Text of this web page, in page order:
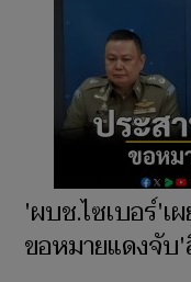
'ผบช.ไซเบอร์'เ
ขอหมายแดงจับ